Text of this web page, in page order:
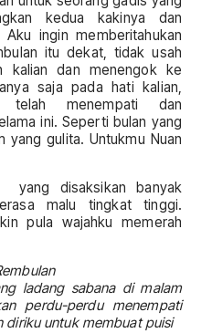
kedua kakinya dan
ingin memberitahukan
itu dekat, tidak usah
kalian dan menengok ke
saja pada hati kalian,
telah menempati dan
ini. Seperti bulan yang
yang gulita. Untukmu Nuan
yang disaksikan banyak
malu tingkat tinggi.
pula wajahku memerah
ladang sabana di malam
perdu-perdu menempati
diriku untuk membuat puisi